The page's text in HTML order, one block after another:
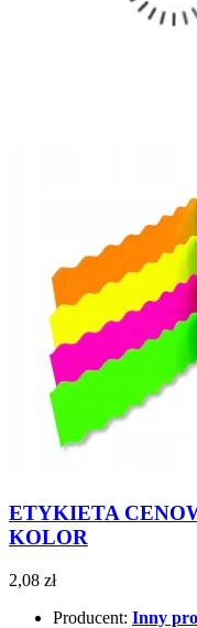
ETYKIETA
KOLOR
2,08 zł
Producent: Inny